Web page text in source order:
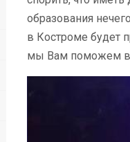
образования
в Костроме будет
мы Вам поможем в